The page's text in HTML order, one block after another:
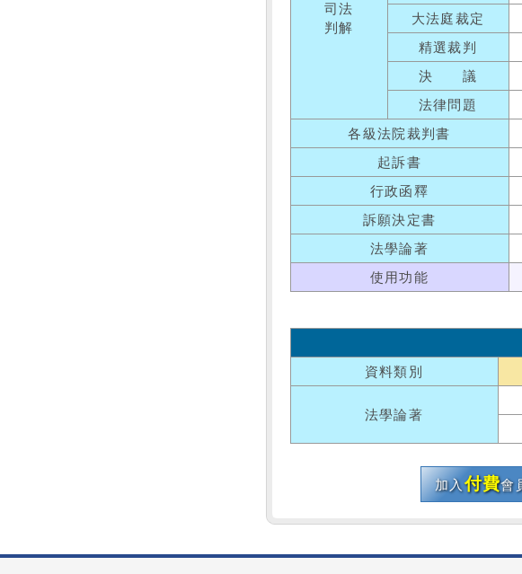
司法
判解
大法庭裁定
精選裁判
決 議
法律問題
各級法院裁判書
起訴書
行政函釋
訴願決定書
法學論著
使用功能
資料類別
法學論著
加入付費會